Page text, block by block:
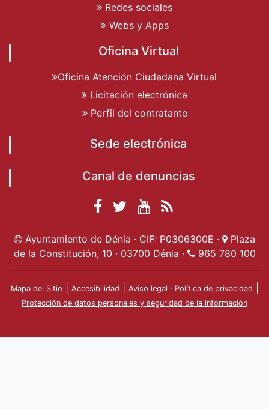
Redes sociales
Webs y Apps
Oficina Virtual
Oficina Atención Ciudadana Virtual
Licitación electrónica
Perfil del contratante
Sede electrónica
Canal de denuncias
Facebook
Ayuntamiento de
Dénia
Ayuntamiento de
Dénia
Ayuntamiento
de Dénia
Actualidad
Ayuntamiento de Dénia · CIF: P0306300E ·
Plaza
de la Constitución, 10 · 03700 Dénia ·
965 780 100
Mapa del Sitio Accesibilidad Aviso legal · Política de privacidad
Protección de datos personales y seguridad de la información